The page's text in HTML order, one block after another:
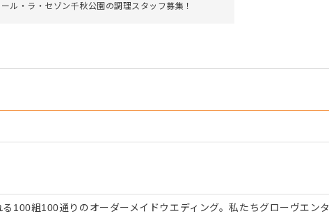
ル・ラ・セゾン千秋公園の調理スタッフ募集！
100組100通りのオーダーメイドウエディング。私たちグローヴエンタ